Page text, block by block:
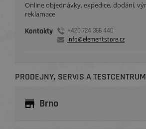
Online objednávky, expedice, dodání,
reklamace
Kontakty
+420 724 366 440
info@elementstore.cz
PRODEJNY, SERVIS A TESTCENTRUM
Brno